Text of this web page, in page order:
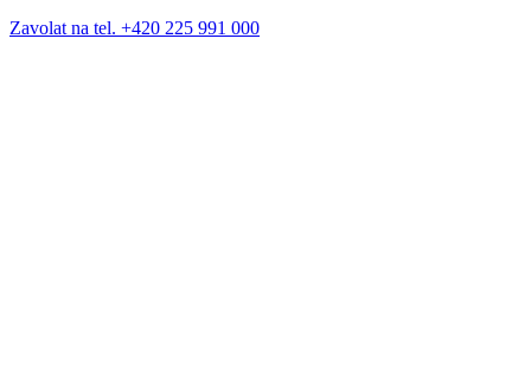
Zavolat na tel. +420 225 991 000